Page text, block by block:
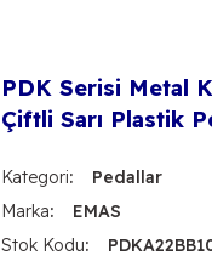
PDK Serisi Metal
Çiftli Sarı Plastik
Kategori
Pedallar
Marka
EMAS
Stok Kodu